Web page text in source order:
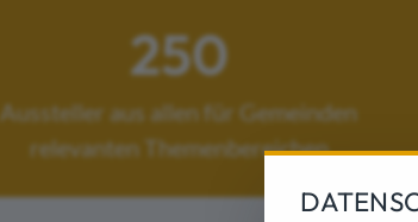
250
Aussteller aus allen für Gemeinden
relevanten Themenbereichen